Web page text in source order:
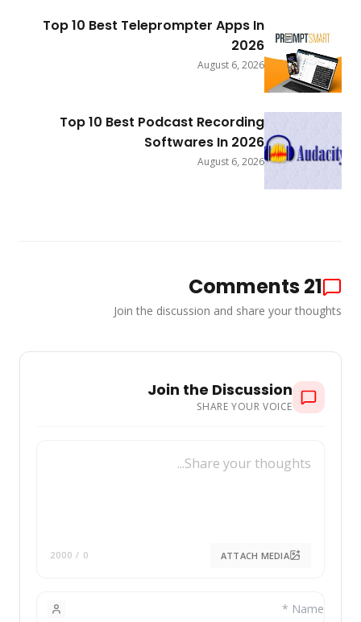
Top 10 Best Teleprompter Apps In
2026
August 6, 2026
Top 10 Best Podcast Recording
Softwares In 2026
August 6, 2026
21
Comments
Join the discussion and share your thoughts
Join the Discussion
SHARE YOUR VOICE
ATTACH MEDIA
0
/ 2000